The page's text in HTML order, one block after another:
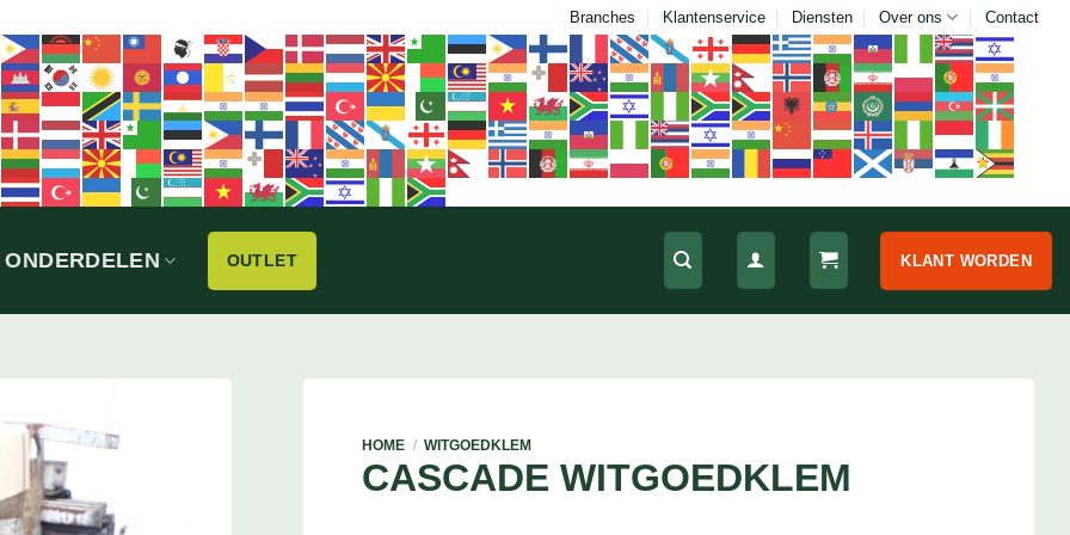
Branches Klantenservice Diensten Over ons Contact
ONDERDELEN OUTLET KLANT WORDEN
HOME / WITGOEDKLEM
CASCADE WITGOEDKLEM